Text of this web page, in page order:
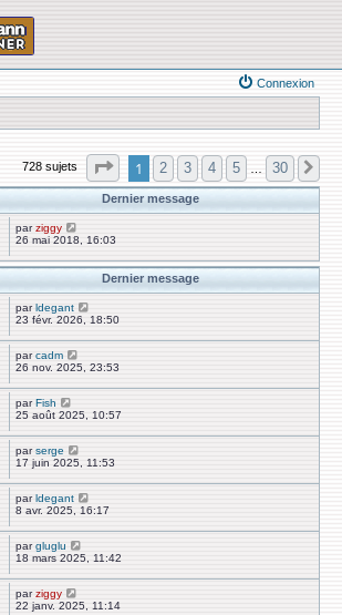
Connexion
728 sujets Page sur30
1 2 3 4 5 30
Dernier message
parziggy
26 mai 2018, 16:03
Dernier message
parldegant
23 févr. 2026, 18:50
parcadm
26 nov. 2025, 23:53
parFish
25 août 2025, 10:57
parserge
17 juin 2025, 11:53
parldegant
8 avr. 2025, 16:17
pargluglu
18 mars 2025, 11:42
parziggy
22 janv. 2025, 11:14